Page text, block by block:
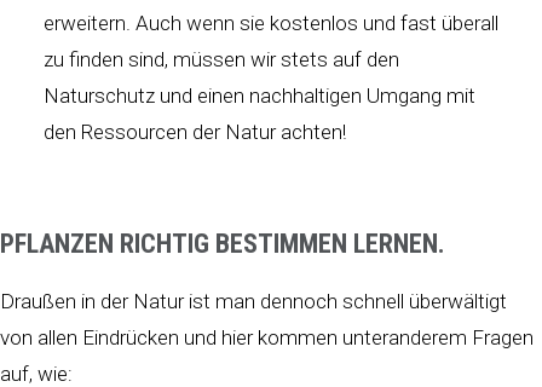
erweitern. Auch wenn sie kostenlos und fast überall
zu finden sind, müssen wir stets auf den
Naturschutz und einen nachhaltigen Umgang mit
den Ressourcen der Natur achten!
PFLANZEN RICHTIG BESTIMMEN LERNEN.
Draußen in der Natur ist man dennoch schnell überwältigt
von allen Eindrücken und hier kommen unteranderem Fragen
auf, wie: